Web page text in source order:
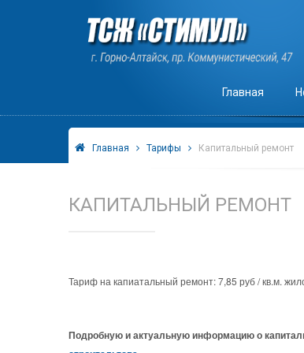
Главная
Главная Тарифы Капитальный ремонт
КАПИТАЛЬНЫЙ РЕМОНТ
Тариф на капиатальный ремонт: 7,85 руб / кв.м.
Подробную и актуальную информацию о